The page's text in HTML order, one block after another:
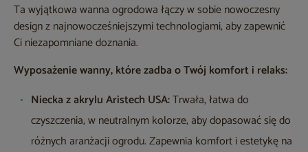
Ta wyjątkowa wanna ogrodowa łączy w sobie nowoczesny
design z najnowocześniejszymi technologiami, aby zapewnić
Ci niezapomniane doznania.
Wyposażenie wanny, które zadba o Twój komfort i relaks:
Niecka z akrylu Aristech USA:Trwała, łatwa do
czyszczenia, w neutralnym kolorze, aby dopasować się do
różnych aranżacji ogrodu. Zapewnia komfort i estetykę na